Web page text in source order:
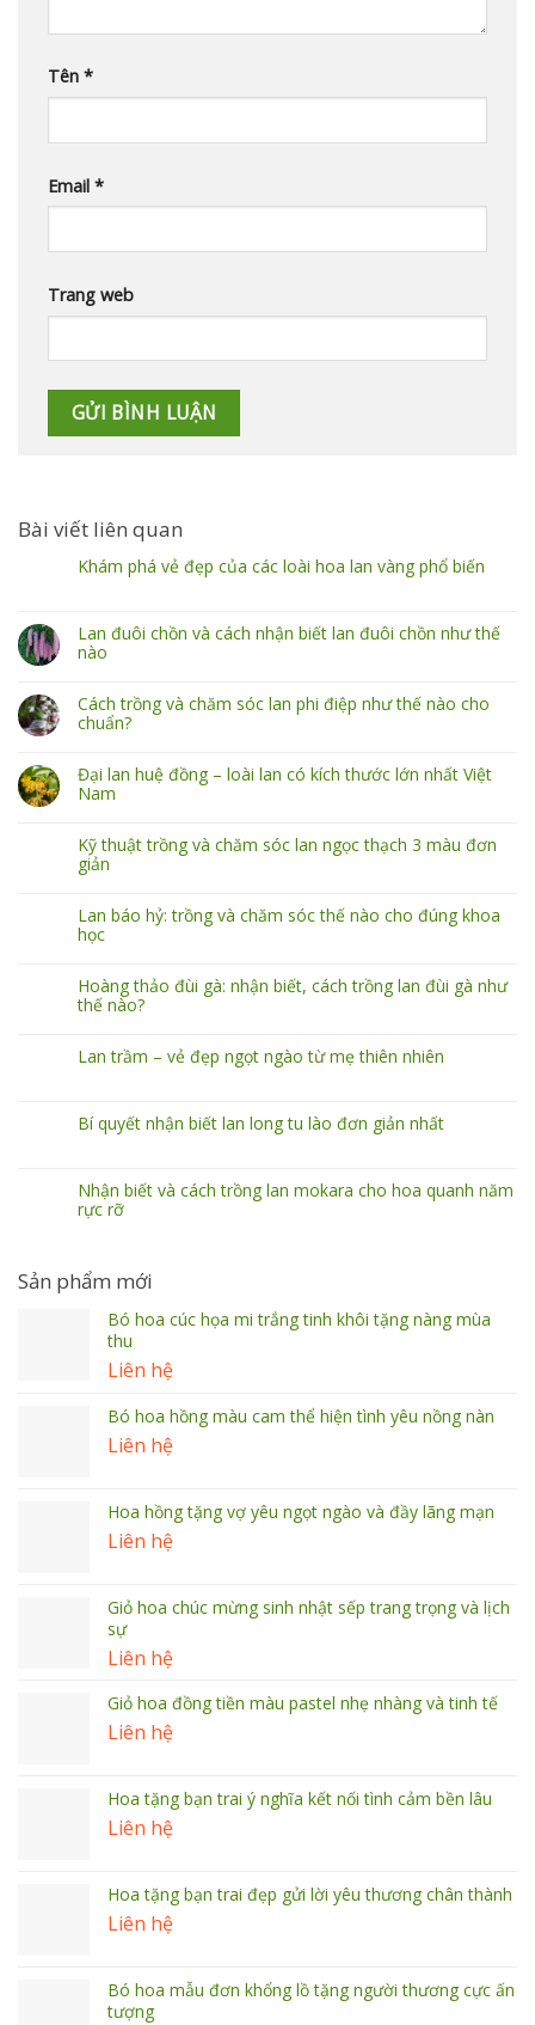
Tên *
Email *
Trang web
Bài viết liên quan
Khám phá vẻ đẹp của các loài hoa lan vàng phổ biến
Lan đuôi chồn và cách nhận biết lan đuôi chồn như thế
nào
Cách trồng và chăm sóc lan phi điệp như thế nào cho
chuẩn?
Đại lan huệ đồng – loài lan có kích thước lớn nhất Việt
Nam
Kỹ thuật trồng và chăm sóc lan ngọc thạch 3 màu đơn
giản
Lan báo hỷ: trồng và chăm sóc thế nào cho đúng khoa
học
Hoàng thảo đùi gà: nhận biết, cách trồng lan đùi gà như
thế nào?
Lan trầm – vẻ đẹp ngọt ngào từ mẹ thiên nhiên
Bí quyết nhận biết lan long tu lào đơn giản nhất
Nhận biết và cách trồng lan mokara cho hoa quanh năm
rực rỡ
Sản phẩm mới
Bó hoa cúc họa mi trắng tinh khôi tặng nàng mùa
thu
Liên hệ
Bó hoa hồng màu cam thể hiện tình yêu nồng nàn
Liên hệ
Hoa hồng tặng vợ yêu ngọt ngào và đầy lãng mạn
Liên hệ
Giỏ hoa chúc mừng sinh nhật sếp trang trọng và lịch
sự
Liên hệ
Giỏ hoa đồng tiền màu pastel nhẹ nhàng và tinh tế
Liên hệ
Hoa tặng bạn trai ý nghĩa kết nối tình cảm bền lâu
Liên hệ
Hoa tặng bạn trai đẹp gửi lời yêu thương chân thành
Liên hệ
Bó hoa mẫu đơn khổng lồ tặng người thương cực ấn
tượng